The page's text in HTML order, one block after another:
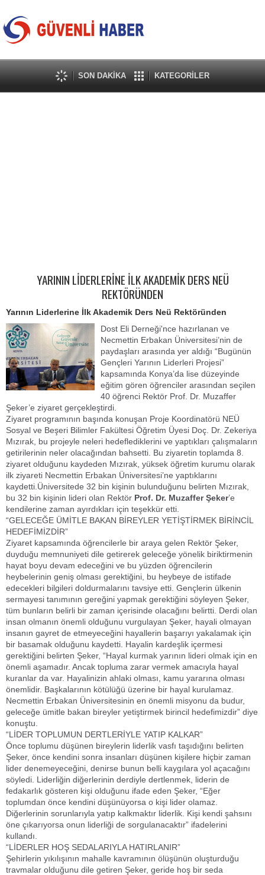
SON DAKİKA KATEGORİLER
YARININ LİDERLERİNE İLK AKADEMİK DERS NEÜ
REKTÖRÜNDEN
Yarının Liderlerine İlk Akademik Ders Neü Rektöründen
Dost Eli Derneği'nce hazırlanan ve
Necmettin Erbakan Üniversitesi’nin de
paydaşları arasında yer aldığı “Bugünün
Gençleri Yarının Liderleri Projesi”
kapsamında Konya’da lise düzeyinde
eğitim gören öğrenciler arasından seçilen
40 öğrenci Rektör Prof. Dr. Muzaffer
Şeker’e ziyaret gerçekleştirdi.
Ziyaret programının başında konuşan Proje Koordinatörü NEÜ
Sosyal ve Beşeri Bilimler Fakültesi Öğretim Üyesi Doç. Dr. Zekeriya
Mızırak, bu projeyle neleri hedeflediklerini ve yaptıkları çalışmaların
getirilerinin neler olacağından bahsetti. Bu ziyaretin toplamda 8.
ziyaret olduğunu kaydeden Mızırak, yüksek öğretim kurumu olarak
ilk ziyareti Necmettin Erbakan Üniversitesi’ne yaptıklarını
kaydetti.Üniversitede 32 bin kişinin bulunduğunu belirten Mızırak,
bu 32 bin kişinin lideri olan Rektör Prof. Dr. Muzaffer Şeker’e
kendilerine zaman ayırdıkları için teşekkür etti.
“GELECEĞE ÜMİTLE BAKAN BİREYLER YETİŞTİRMEK BİRİNCİL
HEDEFİMİZDİR”
Ziyaret kapsamında öğrencilerle bir araya gelen Rektör Şeker,
duyduğu memnuniyeti dile getirerek geleceğe yönelik biriktirmenin
hayat boyu devam edeceğini ve bu yüzden öğrencilerin
heybelerinin geniş olması gerektiğini, bu heybeye de istifade
edecekleri bilgileri doldurmalarını tavsiye etti. Gençlerin ülkenin
sermayesi tanımının gereğini yapmak gerektiğini söyleyen Şeker,
tüm bunların belirli bir zaman içerisinde olacağını belirtti. Derdi olan
insan olmanın önemli olduğunu vurgulayan Şeker, hayali olmayan
insanın gayret de etmeyeceğini hayallerin başarıyı yakalamak için
bir basamak olduğunu kaydetti. Hayalin kardeşlik içermesi
gerektiğini belirten Şeker, “Hayal kurmak yarının lideri olmak için en
önemli aşamadır. Ancak topluma zarar vermek amacıyla hayal
kuranlar da var. Hayalinizin ahlaki olması, kamu yararına olması
önemlidir. Başkalarının kötülüğü üzerine bir hayal kurulamaz.
Necmettin Erbakan Üniversitesinin en önemli misyonu da budur,
geleceğe ümitle bakan bireyler yetiştirmek birincil hedefimizdir” diye
konuştu.
“LİDER TOPLUMUN DERTLERİYLE YATIP KALKAR”
Önce toplumu düşünen bireylerin liderlik vasfı taşıdığını belirten
Şeker, önce kendini sonra insanları düşünen kişilere hiçbir zaman
lider denemeyeceğini, denirse bunun belli kaygılara yol açacağını
söyledi. Liderliğin diğerlerinin derdiyle dertlenmek, liderin de
fedakarlık gösteren kişi olduğunu ifade eden Şeker, “Eğer
toplumdan önce kendini düşünüyorsa o kişi lider olamaz.
Diğerlerinin sorunlarıyla yatıp kalkmaktır liderlik. Kişi kendi şahsını
öne çıkarıyorsa onun liderliği de sorgulanacaktır” ifadelerini
kullandı.
“LİDERLER HOŞ SEDALARIYLA HATIRLANIR”
Şehirlerin yıkılışının mahalle kavramının ölüşünün oluşturduğu
travmalar olduğunu dile getiren Şeker, geride hoş bir seda